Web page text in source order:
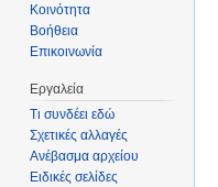
Κοινότητα
Βοήθεια
Επικοινωνία
Εργαλεία
Τι συνδέει εδώ
Σχετικές αλλαγές
Ανέβασμα αρχείου
Ειδικές σελίδες